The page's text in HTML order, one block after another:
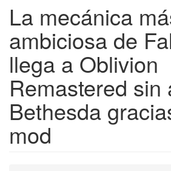
La mecánica
ambiciosa de
llega a Oblivion
Remastered sin
Bethesda
mod